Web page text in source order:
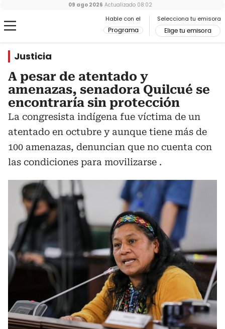
Hable con el
Programa
Selecciona tu emisora
Elige tu emisora
09 ago 2026 Actualizado 08:02
Justicia
A pesar de atentado y
amenazas, senadora Quilcué se
encontraría sin protección
La congresista indígena fue víctima de un
atentado en octubre y aunque tiene más de
100 amenazas, denuncian que no cuenta con
las condiciones para movilizarse .